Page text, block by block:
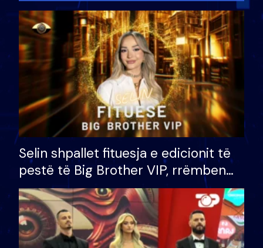
Selin shpallet fituesja e edicionit të
pestë të Big Brother VIP, rrëmben
çmimin e madh prej 100 mijë eurosh